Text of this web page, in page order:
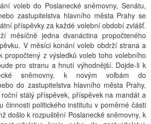
voleb do Poslanecké sněmovny, Senátu,
zastupitelstva hlavního města Prahy se
příspěvky za každé volební období zvlášť.
měsíčně jedna dvanáctina propočteného
V měsíci konání voleb obdrží strana a
propočtený z výsledků voleb toho volebního
pro stranu a hnutí výhodnější. Dojde-li k
sněmovny, k novým volbám do
do zastupitelstva hlavního města Prahy,
stálý příspěvek, příspěvek na mandát a
činnosti politického institutu v poměrné části
došlo k rozpuštění Poslanecké sněmovny, k